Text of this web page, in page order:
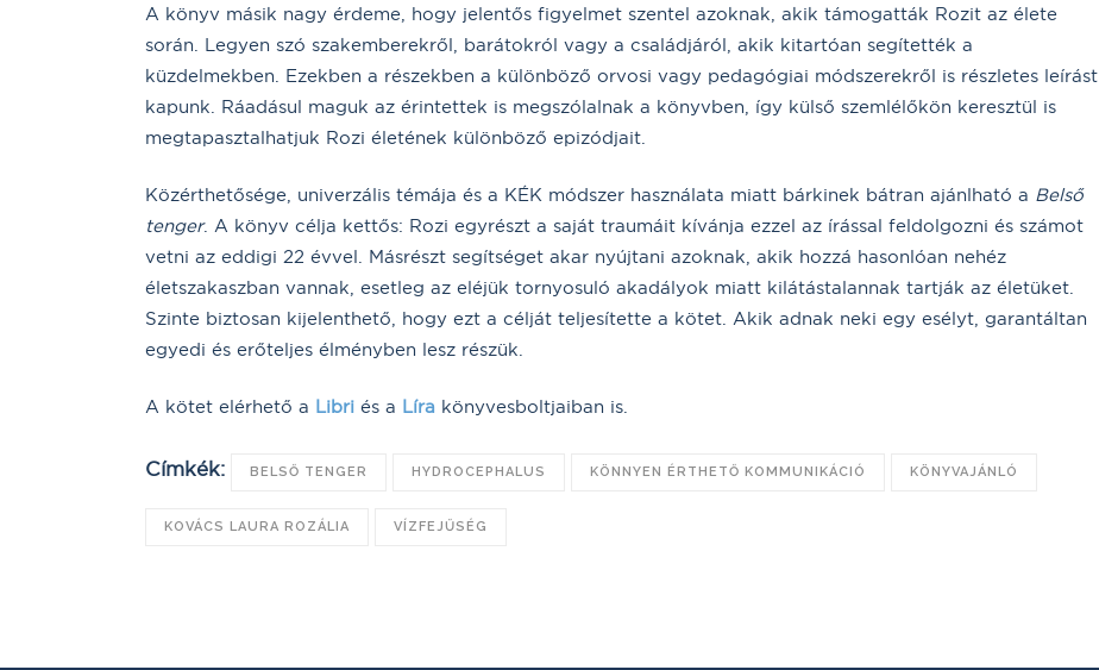
A könyv másik nagy érdeme, hogy jelentős figyelmet szentel azoknak, akik támogatták Rozit az élete
során. Legyen szó szakemberekről, barátokról vagy a családjáról, akik kitartóan segítették a
küzdelmekben. Ezekben a részekben a különböző orvosi vagy pedagógiai módszerekről is részletes leírást
kapunk. Ráadásul maguk az érintettek is megszólalnak a könyvben, így külső szemlélőkön keresztül is
megtapasztalhatjuk Rozi életének különböző epizódjait.
Közérthetősége, univerzális témája és a KÉK módszer használata miatt bárkinek bátran ajánlható a Belső
tenger. A könyv célja kettős: Rozi egyrészt a saját traumáit kívánja ezzel az írással feldolgozni és számot
vetni az eddigi 22 évvel. Másrészt segítséget akar nyújtani azoknak, akik hozzá hasonlóan nehéz
életszakaszban vannak, esetleg az eléjük tornyosuló akadályok miatt kilátástalannak tartják az életüket.
Szinte biztosan kijelenthető, hogy ezt a célját teljesítette a kötet. Akik adnak neki egy esélyt, garantáltan
egyedi és erőteljes élményben lesz részük.
A kötet elérhető a Libri és a Líra könyvesboltjaiban is.
Címkék: BELSŐ TENGER HYDROCEPHALUS KÖNNYEN ÉRTHETŐ KOMMUNIKÁCIÓ KÖNYVAJÁNLÓ
KOVÁCS LAURA ROZÁLIA VÍZFEJŰSÉG